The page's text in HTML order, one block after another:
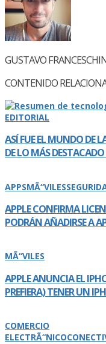
GUSTAVO
CONTENIDO
EDITORIAL
ASÍ­ FUE EL MUNDO DE
DE LO MÁS
APPSMÃ“VILES
APPLE CONFIRMA
PODRÁN AÑADIRSE A
MÃ“VILES
APPLE ANUNCIA EL
PREFIERA) TENER UN
COMERCIO
ELECTRÃ“NICO